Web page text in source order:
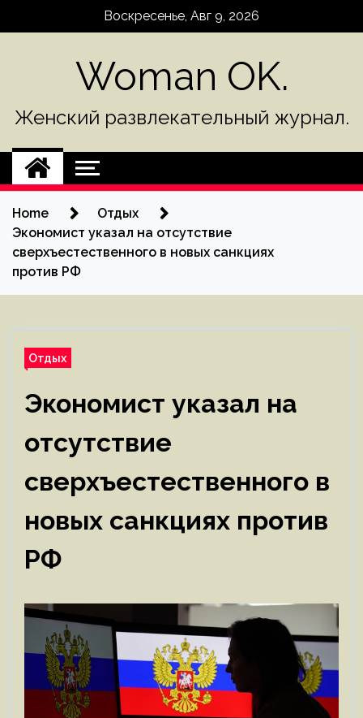
Воскресенье, Авг 9, 2026
Woman OK.
Женский развлекательный журнал.
Home
Отдых
Экономист указал на отсутствие
сверхъестественного в новых санкциях
против РФ
Отдых
Экономист указал на
отсутствие
сверхъестественного в
новых санкциях против
РФ